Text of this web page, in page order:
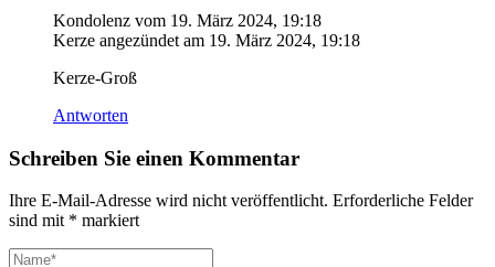
Kondolenz vom 19. März 2024, 19:18
Kerze angezündet am 19. März 2024, 19:18
Kerze-Groß
Antworten
Schreiben Sie einen Kommentar
Ihre E-Mail-Adresse wird nicht veröffentlicht. Erforderliche Felder
sind mit * markiert